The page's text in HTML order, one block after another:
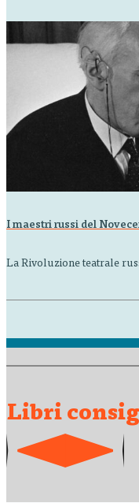
I maestri russi del
La Rivoluzione teatrale
Libri